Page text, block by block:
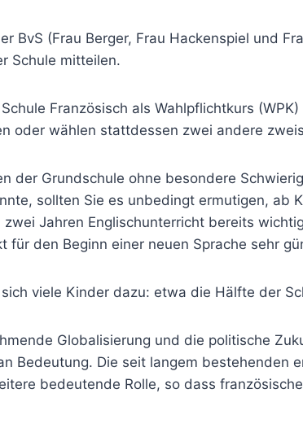
BvS (Frau Berger, Frau Hackenspiel und
Schule mitteilen.
Französisch als Wahlpflichtkurs
oder wählen stattdessen zwei andere
der Grundschule ohne besondere
sollten Sie es unbedingt ermutigen, ab
Jahren Englischunterricht bereits
für den Beginn einer neuen Sprache sehr
viele Kinder dazu: etwa die Hälfte der
Globalisierung und die politische
Bedeutung. Die seit langem bestehenden
bedeutende Rolle, so dass